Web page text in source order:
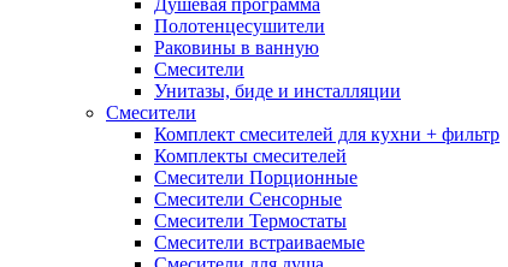
Душевая программа
Полотенцесушители
Раковины в ванную
Смесители
Унитазы, биде и инсталляции
Смесители
Комплект смесителей для кухни + фильтр
Комплекты смесителей
Смесители Порционные
Смесители Сенсорные
Смесители Термостаты
Смесители встраиваемые